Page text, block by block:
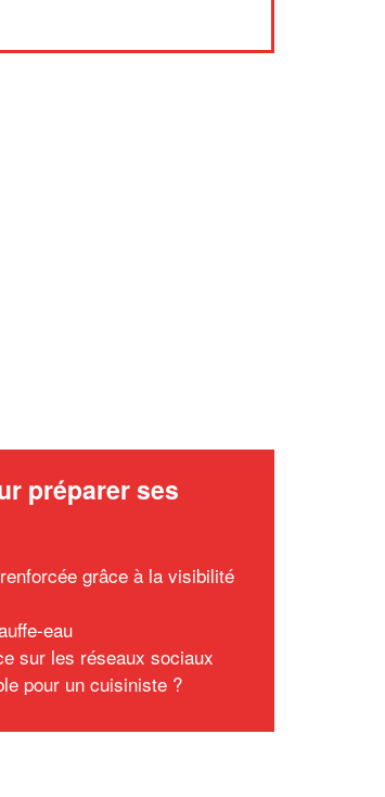
préparer ses
grâce à la visibilité
eau
sur les réseaux sociaux
pour un cuisiniste ?
nouveaux clients!